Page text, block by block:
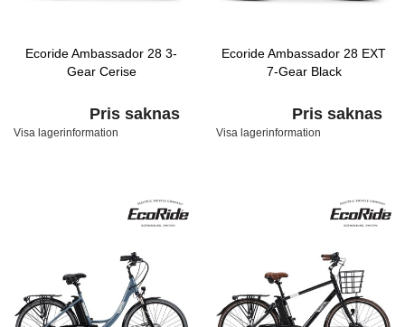
Ecoride Ambassador 28 3-
Gear Cerise
Pris saknas
Visa lagerinformation
Ecoride Ambassador 28 EXT
7-Gear Black
Pris saknas
Visa lagerinformation